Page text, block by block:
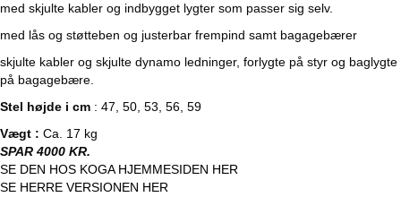
med skjulte kabler og indbygget lygter som passer sig selv.
med lås og støtteben og justerbar frempind samt bagagebærer
skjulte kabler og skjulte dynamo ledninger, forlygte på styr og baglygte
på bagagebære.
Stel højde i cm : 47, 50, 53, 56, 59
Vægt : Ca. 17 kg
SPAR 4000 KR.
SE DEN HOS KOGA HJEMMESIDEN HER
SE HERRE VERSIONEN HER